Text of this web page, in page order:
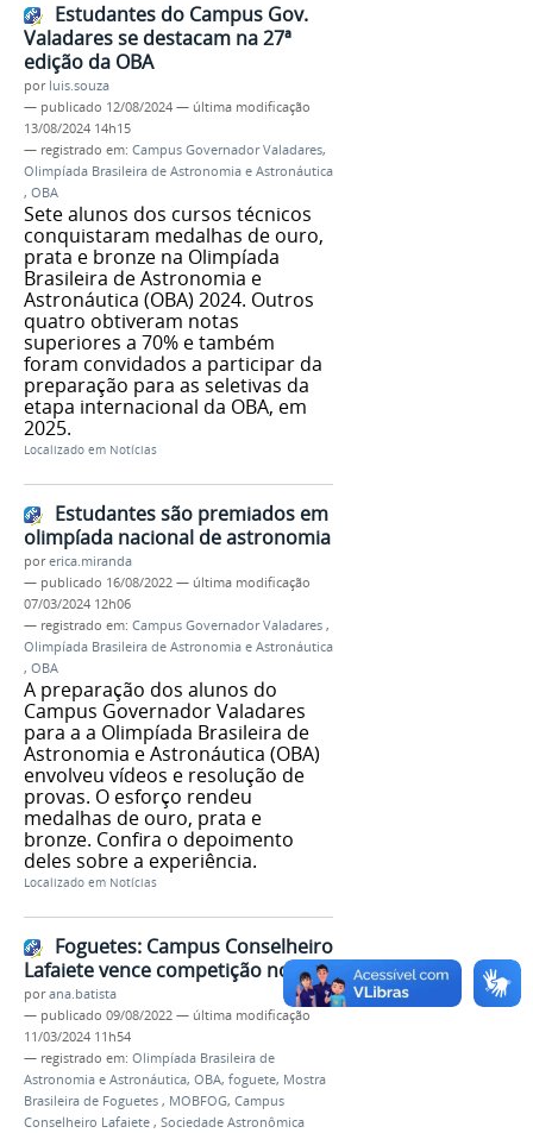
Estudantes do Campus Gov.
Valadares se destacam na 27ª
edição da OBA
por luis.souza
— publicado 12/08/2024 — última modificação
13/08/2024 14h15
— registrado em: Campus Governador Valadares,
Olimpíada Brasileira de Astronomia e Astronáutica
, OBA
Sete alunos dos cursos técnicos
conquistaram medalhas de ouro,
prata e bronze na Olimpíada
Brasileira de Astronomia e
Astronáutica (OBA) 2024. Outros
quatro obtiveram notas
superiores a 70% e também
foram convidados a participar da
preparação para as seletivas da
etapa internacional da OBA, em
2025.
Localizado em Notícias
Estudantes são premiados em
olimpíada nacional de astronomia
porerica.miranda
— publicado 16/08/2022 — última modificação
07/03/2024 12h06
— registrado em: Campus Governador Valadares ,
Olimpíada Brasileira de Astronomia e Astronáutica
, OBA
A preparação dos alunos do
Campus Governador Valadares
para a a Olimpíada Brasileira de
Astronomia e Astronáutica (OBA)
envolveu vídeos e resolução de
provas. O esforço rendeu
medalhas de ouro, prata e
bronze. Confira o depoimento
deles sobre a experiência.
Localizado em Notícias
Foguetes: Campus Conselheiro
Lafaiete vence competição no RJ
porana.batista
— publicado 09/08/2022 — última modificação
11/03/2024 11h54
— registrado em: Olimpíada Brasileira de
Astronomia e Astronáutica, OBA, foguete, Mostra
Brasileira de Foguetes , MOBFOG, Campus
Conselheiro Lafaiete , Sociedade Astronômica